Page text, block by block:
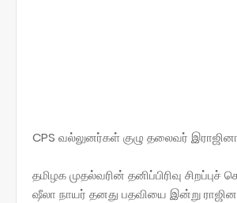
CPS வல்லுனர்கள் குழு தலைவர்
தமிழக முதல்வரின் தனிப்பிரிவு சிறப்புச்
ஷீலா நாயர் தனது பதவியை இன்று